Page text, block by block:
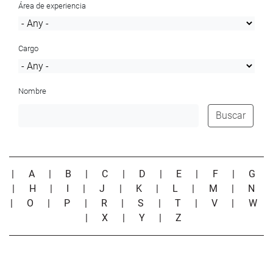
Área de experiencia
Cargo
Nombre
Buscar
| A | B | C | D | E | F | G
| H | I |J | K | L | M | N
| O | P | R |S | T |V | W
|X | Y |Z